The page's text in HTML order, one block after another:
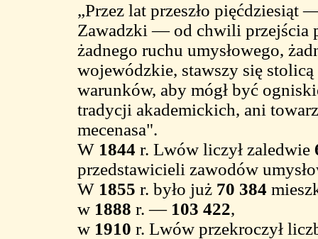
„Przez lat przeszło pięćdziesiąt
Zawadzki — od chwili przejścia
żadnego ruchu umysłowego,
wojewódzkie, stawszy się
warunków, aby mógł być
tradycji akademickich, ani
mecenasa".
W 1844 r. Lwów liczył zaledwie
przedstawicieli zawodów
W 1855 r. było już 70 384
w 1888 r. — 103 422,
w 1910 r. Lwów przekroczył